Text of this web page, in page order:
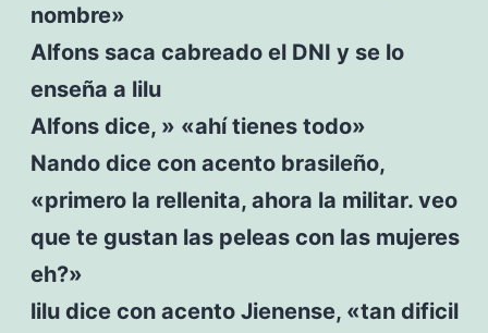
nombre»
Alfons saca cabreado el DNI y se lo
enseña a lilu
Alfons dice, » «ahí tienes todo»
Nando dice con acento brasileño,
«primero la rellenita, ahora la militar. veo
que te gustan las peleas con las mujeres
eh?»
lilu dice con acento Jienense, «tan dificil